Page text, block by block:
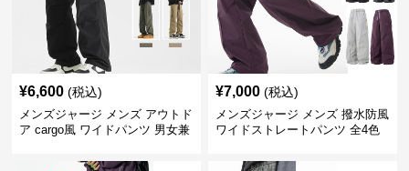
¥6,600 (税込)
メンズジャージ メンズ アウトド
ア cargo風 ワイドパンツ 男女兼
¥7,000 (税込)
メンズジャージ メンズ 撥水防風
ワイドストレートパンツ 全4色